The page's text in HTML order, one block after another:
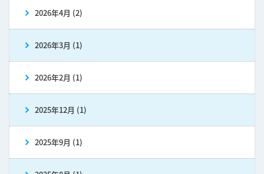
2026年4月 (2)
2026年3月 (1)
2026年2月 (1)
2025年12月 (1)
2025年9月 (1)